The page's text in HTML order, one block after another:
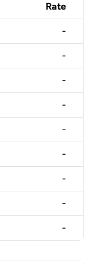
Rate
-
-
-
-
-
-
-
-
-